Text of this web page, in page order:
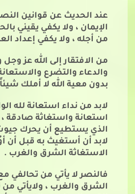
عند الحديث عن قوانين
الإيمان ، ولا يكفي يقيني
من أجله ، ولا يكفي إعداد
من الافتقار إلى الله عز وجل
والدعاء والتضرع
بدون معية الله لا أملك
لابد من نداء استعانة لله
استعانة واستغاثة صادقة
الذي يستطيع أن يحرك
لابد أن أستغيث به قبل أن
الاستغاثة الشرق والغرب .
فالنصر لا يأتي من تحالفي
الشرق والغرب ، ولايأتي